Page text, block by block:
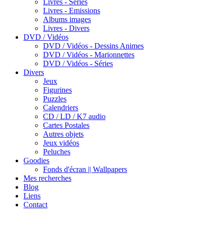
Livres - Emissions
Albums images
Livres - Divers
DVD / Vidéos
DVD / Vidéos - Dessins Animes
DVD / Vidéos - Marionnettes
DVD / Vidéos - Séries
Divers
Jeux
Figurines
Puzzles
Calendriers
CD / LD / K7 audio
Cartes Postales
Autres objets
Jeux vidéos
Peluches
Goodies
Fonds d'écran || Wallpapers
Mes recherches
Blog
Liens
Contact